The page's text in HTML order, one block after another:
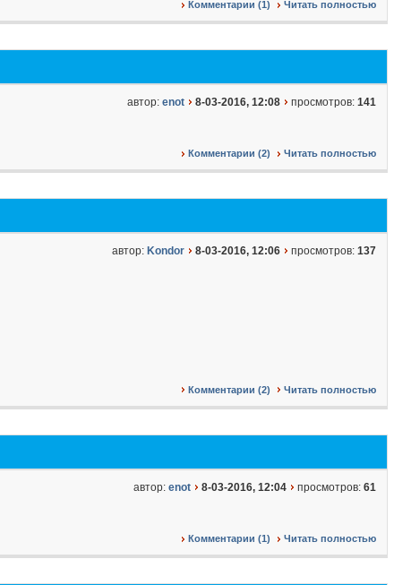
Комментарии (1) Читать полностью
автор: enot 8-03-2016, 12:08 просмотров: 141
Комментарии (2) Читать полностью
автор: Kondor 8-03-2016, 12:06 просмотров: 137
Комментарии (2) Читать полностью
автор: enot 8-03-2016, 12:04 просмотров: 61
Комментарии (1) Читать полностью